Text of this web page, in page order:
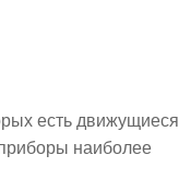
есть движущиеся
наиболее